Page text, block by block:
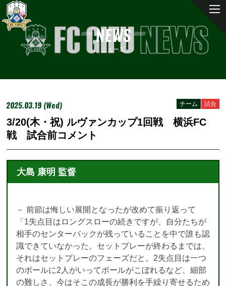
NEWS
ニュース
2025.03.19 (Wed) 試合
チーム
3/20(木・祝) ルヴァンカップ1回戦 横浜FC
戦 試合前コメント
大島 康明 監督
－ 前節は悔しい展開となったが改めて振り返って
「1失点目はロングスローの続きですが、自分たちが
相手のセンターバックが残っていることを中で誰も認
識できていなかった。セットプレーが終わるまでは、
それはセットプレーのフェーズだと。2失点目は一つ
のボールに2人がいってボールがこぼれるなど、細部
の難しさ、今はそこの成長が勝利を手繰り寄せるため